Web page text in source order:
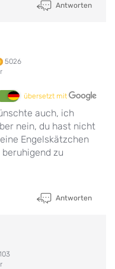
Antworten
5026
übersetzt mit
auch, ich
nein, du hast nicht
Engelskätzchen
zu
Antworten